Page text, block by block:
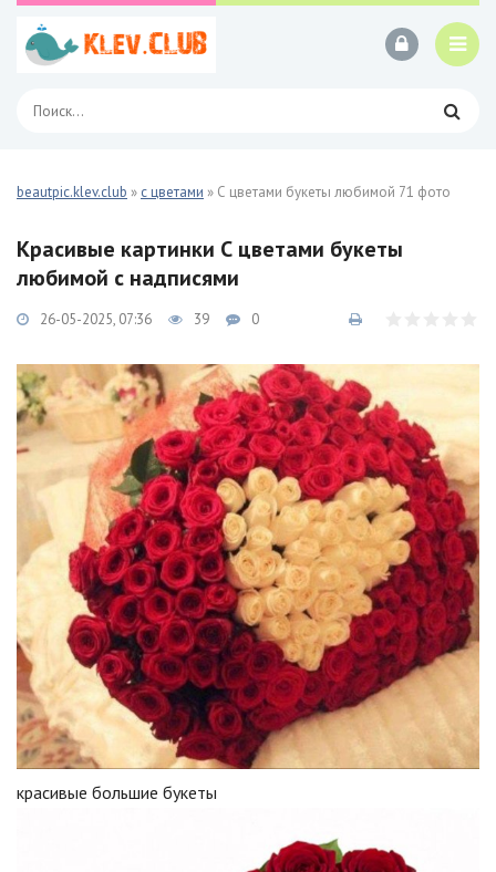
beautpic.klev.club » с цветами » С цветами букеты любимой 71 фото
Красивые картинки С цветами букеты
любимой с надписями
26-05-2025, 07:36 39 0
красивые большие букеты